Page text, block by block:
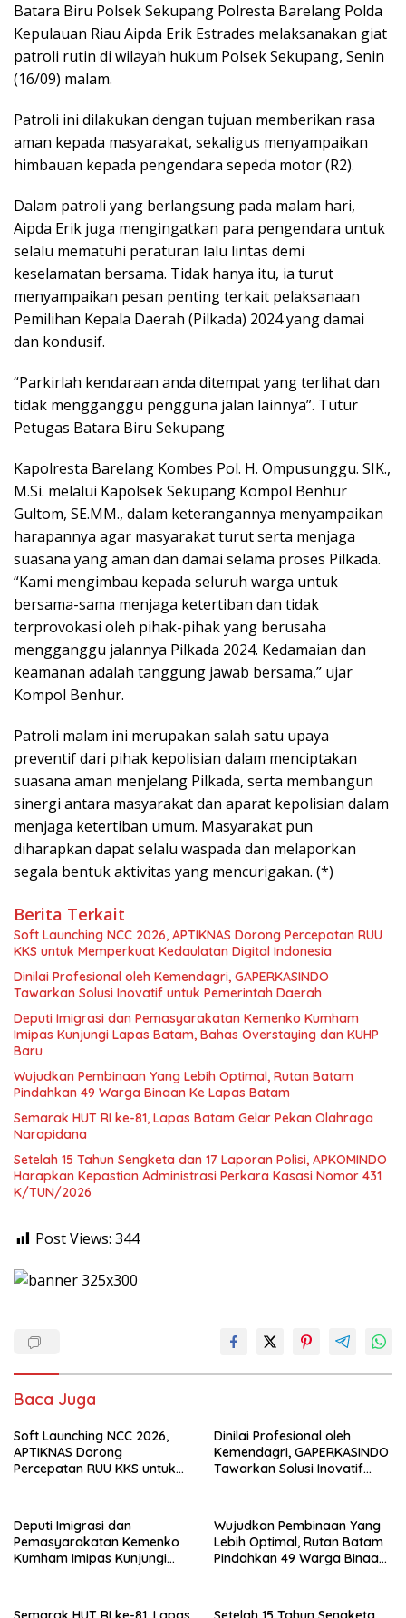
Batara Biru Polsek Sekupang Polresta Barelang Polda
Kepulauan Riau Aipda Erik Estrades melaksanakan giat
patroli rutin di wilayah hukum Polsek Sekupang, Senin
(16/09) malam.
Patroli ini dilakukan dengan tujuan memberikan rasa
aman kepada masyarakat, sekaligus menyampaikan
himbauan kepada pengendara sepeda motor (R2).
Dalam patroli yang berlangsung pada malam hari,
Aipda Erik juga mengingatkan para pengendara untuk
selalu mematuhi peraturan lalu lintas demi
keselamatan bersama. Tidak hanya itu, ia turut
menyampaikan pesan penting terkait pelaksanaan
Pemilihan Kepala Daerah (Pilkada) 2024 yang damai
dan kondusif.
“Parkirlah kendaraan anda ditempat yang terlihat dan
tidak mengganggu pengguna jalan lainnya”. Tutur
Petugas Batara Biru Sekupang
Kapolresta Barelang Kombes Pol. H. Ompusunggu. SIK.,
M.Si. melalui Kapolsek Sekupang Kompol Benhur
Gultom, SE.MM., dalam keterangannya menyampaikan
harapannya agar masyarakat turut serta menjaga
suasana yang aman dan damai selama proses Pilkada.
“Kami mengimbau kepada seluruh warga untuk
bersama-sama menjaga ketertiban dan tidak
terprovokasi oleh pihak-pihak yang berusaha
mengganggu jalannya Pilkada 2024. Kedamaian dan
keamanan adalah tanggung jawab bersama,” ujar
Kompol Benhur.
Patroli malam ini merupakan salah satu upaya
preventif dari pihak kepolisian dalam menciptakan
suasana aman menjelang Pilkada, serta membangun
sinergi antara masyarakat dan aparat kepolisian dalam
menjaga ketertiban umum. Masyarakat pun
diharapkan dapat selalu waspada dan melaporkan
segala bentuk aktivitas yang mencurigakan. (*)
Berita Terkait
Soft Launching NCC 2026, APTIKNAS Dorong Percepatan RUU
KKS untuk Memperkuat Kedaulatan Digital Indonesia
Dinilai Profesional oleh Kemendagri, GAPERKASINDO
Tawarkan Solusi Inovatif untuk Pemerintah Daerah
Deputi Imigrasi dan Pemasyarakatan Kemenko Kumham
Imipas Kunjungi Lapas Batam, Bahas Overstaying dan KUHP
Baru
Wujudkan Pembinaan Yang Lebih Optimal, Rutan Batam
Pindahkan 49 Warga Binaan Ke Lapas Batam
Semarak HUT RI ke-81, Lapas Batam Gelar Pekan Olahraga
Narapidana
Setelah 15 Tahun Sengketa dan 17 Laporan Polisi, APKOMINDO
Harapkan Kepastian Administrasi Perkara Kasasi Nomor 431
K/TUN/2026
Post Views: 344
Baca Juga
Soft Launching NCC 2026,
APTIKNAS Dorong
Percepatan RUU KKS untuk
Dinilai Profesional oleh
Kemendagri, GAPERKASINDO
Tawarkan Solusi Inovatif
Deputi Imigrasi dan
Pemasyarakatan Kemenko
Kumham Imipas Kunjungi
Wujudkan Pembinaan Yang
Lebih Optimal, Rutan Batam
Pindahkan 49 Warga Binaan